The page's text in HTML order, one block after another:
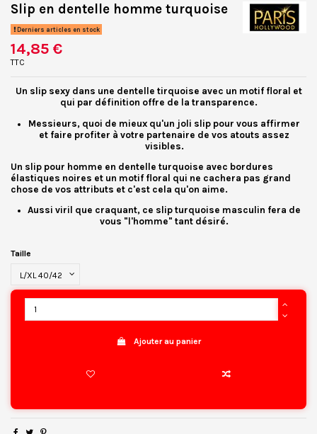
Slip en dentelle homme turquoise
Derniers articles en stock
14,85 €
TTC
Un slip sexydans une dentelle tirquoise avec un motif floral et
qui par définition offre de la transparence.
Messieurs, quoi de mieux qu'un joli slip pour vous affirmer
et faire profiter à votre partenaire de vos atouts assez
visibles.
Un slip pour homme en dentelle turquoise avec bordures
élastiques noires et un motif floral qui ne cachera pas grand
chose de vos attributs et c'est cela qu'on aime.
Aussi viril que craquant, ce slip turquoise masculin fera de
vous "l'homme" tant désiré.
Taille
Ajouter au panier